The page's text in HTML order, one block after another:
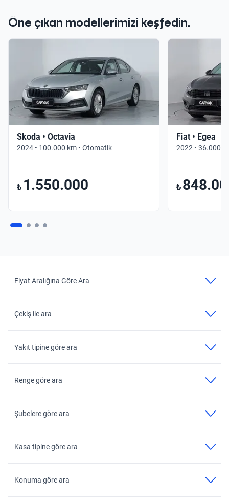
Öne çıkan modellerimizi keşfedin.
Skoda • Octavia
2024 • 100.000 km • Otomatik
₺ 1.550.000
Fiat • Egea
2022 • 36.000
₺
Fiyat Aralığına Göre Ara
Çekiş ile ara
Yakıt tipine göre ara
Renge göre ara
Şubelere göre ara
Kasa tipine göre ara
Konuma göre ara